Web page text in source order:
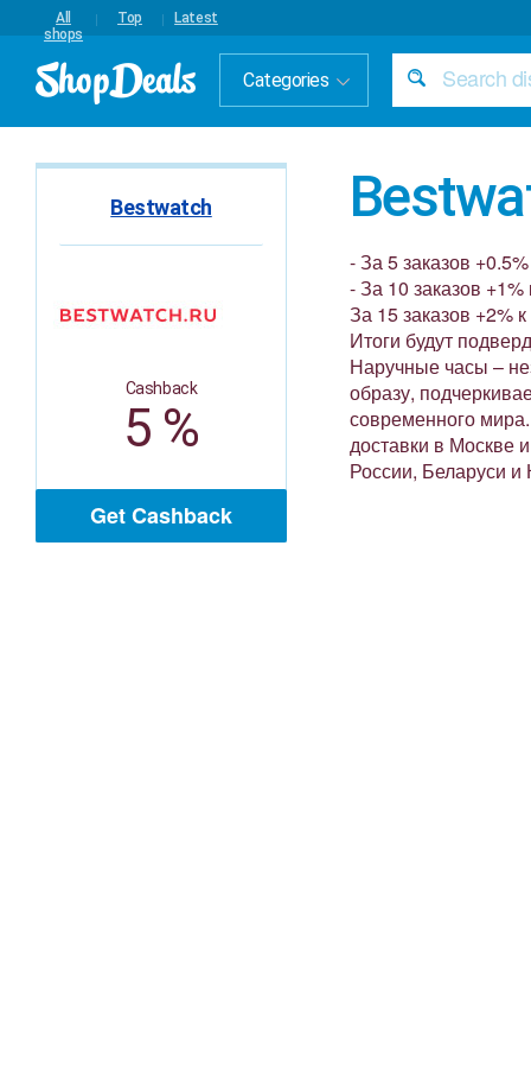
All
shops
Top Latest
Categories
Bestwatch
Cashback
5 %
Get Cashback
- За 5 заказов
- За 10 заказов +1%
За 15 заказов +2% к
Итоги будут
Наручные часы –
образу,
современного
доставки в Москве
России, Беларуси и